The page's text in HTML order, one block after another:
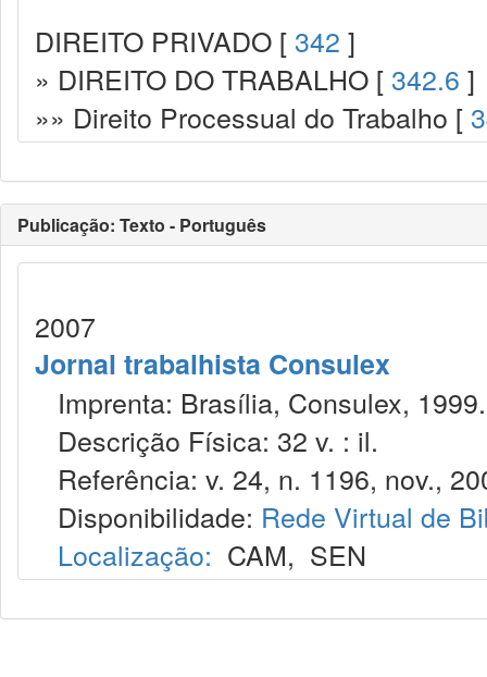
DIREITO PRIVADO [ 342 ]
» DIREITO DO TRABALHO [ 342.6 ]
»» Direito Processual do Trabalho [
Publicação: Texto - Português
2007
Jornal trabalhista Consulex
Imprenta: Brasília, Consulex, 1999.
Descrição Física: 32 v. : il.
Referência: v. 24, n. 1196, nov.,
Disponibilidade: Rede Virtual de
Localização: CAM, SEN